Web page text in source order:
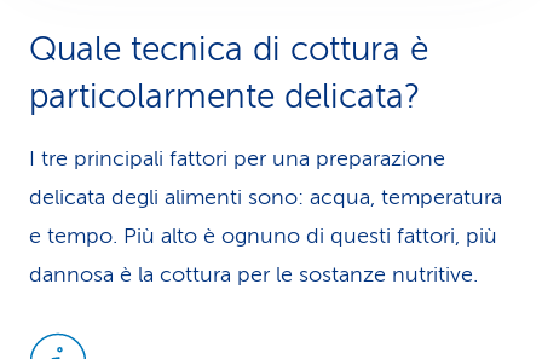
Quale tecnica di cottura è
particolarmente delicata?
I tre principali fattori per una preparazione
delicata degli alimenti sono: acqua, temperatura
e tempo. Più alto è ognuno di questi fattori, più
dannosa è la cottura per le sostanze nutritive.